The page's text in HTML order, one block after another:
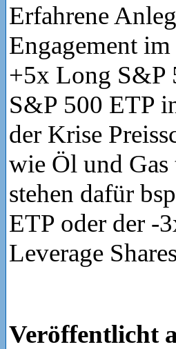
Erfahrene
Engagement
+5x Long S&P
S&P 500 ETP
der Krise
wie Öl und Gas
stehen dafür
ETP oder der -
Leverage
Veröffentlicht